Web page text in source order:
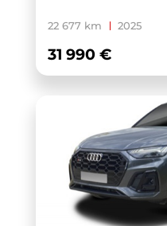
YARIS CROSS HYBRIDE
22 677 km 2025
31 990 €